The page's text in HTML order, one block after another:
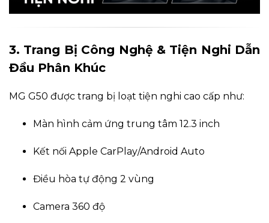
3. Trang Bị Công Nghệ & Tiện Nghi Dẫn
Đầu Phân Khúc
MG G50 được trang bị loạt tiện nghi cao cấp như:
Màn hình cảm ứng trung tâm 12.3 inch
Kết nối Apple CarPlay/Android Auto
Điều hòa tự động 2 vùng
Camera 360 độ